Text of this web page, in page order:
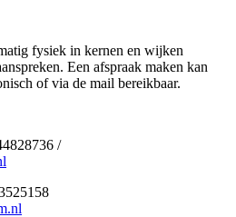
fysiek in kernen en wijken
Een afspraak maken kan
of via de mail bereikbaar.
/